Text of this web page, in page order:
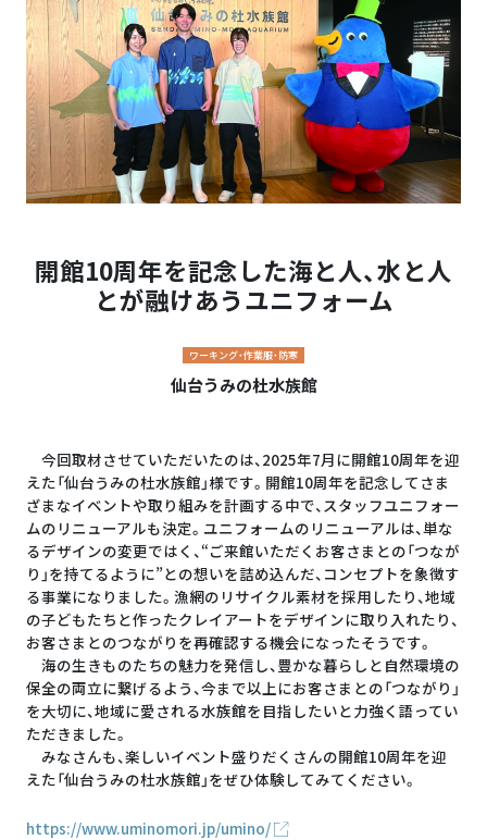
開館10周年を記念した海と人、水と人
とが融けあうユニフォーム
ワーキング・作業服・防寒
仙台うみの杜水族館
今回取材させていただいたのは、2025年7月に開館10周年を迎
えた「仙台うみの杜水族館」様です。開館10周年を記念してさま
ざまなイベントや取り組みを計画する中で、スタッフユニフォー
ムのリニューアルも決定。ユニフォームのリニューアルは、単な
るデザインの変更ではく、“ご来館いただくお客さまとの「つなが
り」を持てるように”との想いを詰め込んだ、コンセプトを象徴す
る事業になりました。漁網のリサイクル素材を採用したり、地域
の子どもたちと作ったクレイアートをデザインに取り入れたり、
お客さまとのつながりを再確認する機会になったそうです。
海の生きものたちの魅力を発信し、豊かな暮らしと自然環境の
保全の両立に繋げるよう、今まで以上にお客さまとの「つながり」
を大切に、地域に愛される水族館を目指したいと力強く語ってい
ただきました。
みなさんも、楽しいイベント盛りだくさんの開館10周年を迎
えた「仙台うみの杜水族館」をぜひ体験してみてください。
https://www.uminomori.jp/umino/